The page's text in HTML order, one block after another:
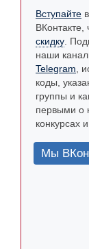
Вступайте
ВКонтакте,
скидку .
наши
Telegram ,
коды,
группы и
первыми о
конкурсах
Мы